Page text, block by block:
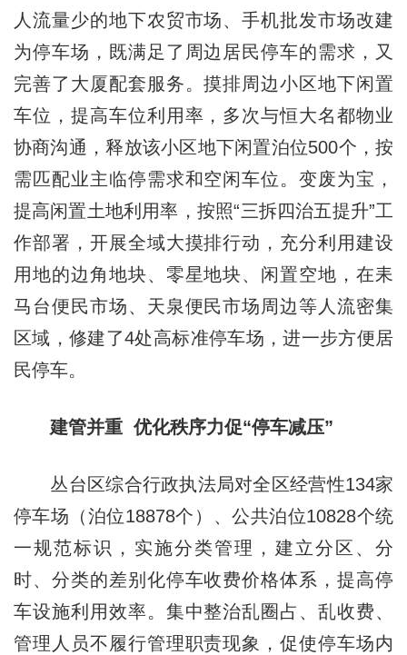
人流量少的地下农贸市场、手机批发市场改建
为停车场，既满足了周边居民停车的需求，又
完善了大厦配套服务。摸排周边小区地下闲置
车位，提高车位利用率，多次与恒大名都物业
协商沟通，释放该小区地下闲置泊位500个，按
需匹配业主临停需求和空闲车位。变废为宝，
提高闲置土地利用率，按照“三拆四治五提升”工
作部署，开展全域大摸排行动，充分利用建设
用地的边角地块、零星地块、闲置空地，在耒
马台便民市场、天泉便民市场周边等人流密集
区域，修建了4处高标准停车场，进一步方便居
民停车。
建管并重 优化秩序力促“停车减压”
丛台区综合行政执法局对全区经营性134家
停车场（泊位18878个）、公共泊位10828个统
一规范标识，实施分类管理，建立分区、分
时、分类的差别化停车收费价格体系，提高停
车设施利用效率。集中整治乱圈占、乱收费、
管理人员不履行管理职责现象，促使停车场内